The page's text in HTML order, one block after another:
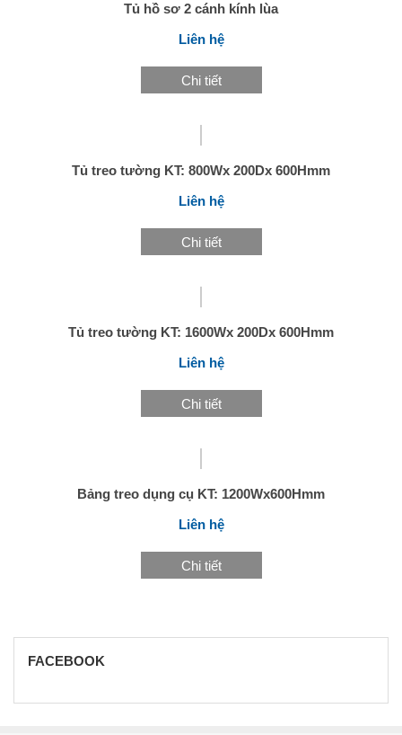
Tủ hồ sơ 2 cánh kính lùa
Liên hệ
Chi tiết
Tủ treo tường KT: 800Wx 200Dx 600Hmm
Liên hệ
Chi tiết
Tủ treo tường KT: 1600Wx 200Dx 600Hmm
Liên hệ
Chi tiết
Bảng treo dụng cụ KT: 1200Wx600Hmm
Liên hệ
Chi tiết
FACEBOOK